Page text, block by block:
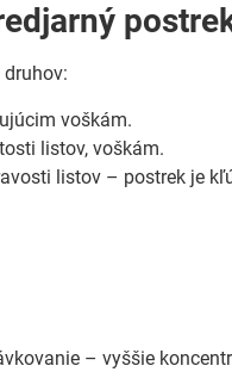
voškám.
listov, voškám.
listov – postrek je
– vyššie